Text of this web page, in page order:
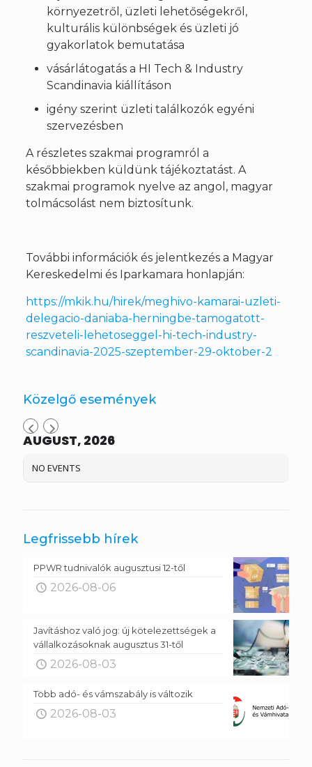
környezetről, üzleti lehetőségekről,
kulturális különbségek és üzleti jó
gyakorlatok bemutatása
vásárlátogatás a HI Tech & Industry
Scandinavia kiállításon
igény szerint üzleti találkozók egyéni
szervezésben
A részletes szakmai programról a
későbbiekben küldünk tájékoztatást. A
szakmai programok nyelve az angol, magyar
tolmácsolást nem biztosítunk.
További információk és jelentkezés a Magyar
Kereskedelmi és Iparkamara honlapján:
https://mkik.hu/hirek/meghivo-kamarai-uzleti-
delegacio-daniaba-herningbe-tamogatott-
reszveteli-lehetoseggel-hi-tech-industry-
scandinavia-2025-szeptember-29-oktober-2
Közelgő események
AUGUST, 2026
NO EVENTS
Legfrissebb hírek
PPWR tudnivalók augusztusi 12-től
2026-08-06
Javításhoz való jog: új kötelezettségek a
vállalkozásoknak augusztus 31-től
2026-08-03
Több adó- és vámszabály is változik
2026-08-03